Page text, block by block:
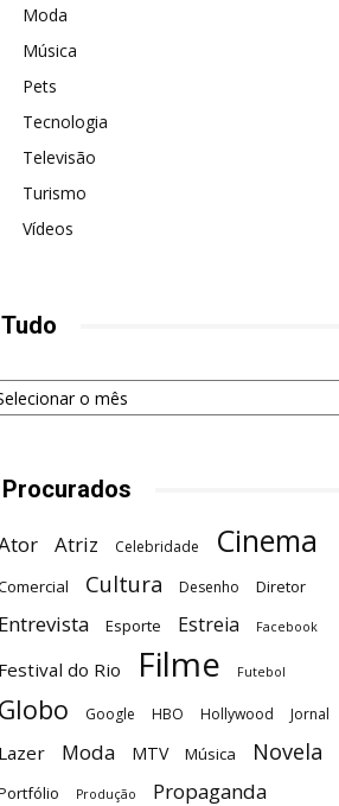
Moda
Música
Pets
Tecnologia
Televisão
Turismo
Vídeos
Atriz Celebridade Cinema
Cultura Desenho Diretor
Entrevista Esporte Estreia Facebook
Festival do Rio Filme Futebol
Globo Google HBO Hollywood Jornal
Lazer Moda MTV Música Novela
Produção Propaganda